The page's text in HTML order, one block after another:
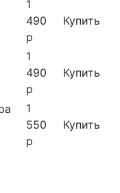
1
490
р
Купить
1
490
р
Купить
1
550
р
Купить